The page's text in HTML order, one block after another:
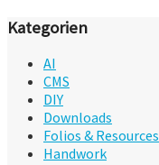
Kategorien
AI
CMS
DIY
Downloads
Folios & Resources
Handwork